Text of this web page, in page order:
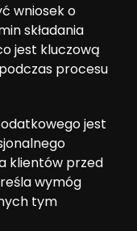
wniosek o
składania
jest kluczową
procesu
jest
klientów przed
wymóg
tym